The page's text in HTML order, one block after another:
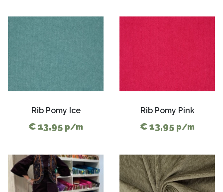
Rib Pomy Ice
€ 13,95 p/m
Rib Pomy Pink
€ 13,95 p/m